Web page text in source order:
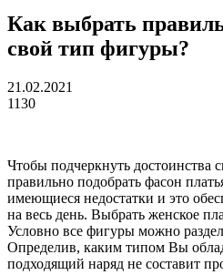
Как выбрать
свой тип фигуры?
21.02.2021
1130
Чтобы подчеркнуть достоинства
правильно подобрать фасон
имеющиеся недостатки и это
на весь день. Выбрать женское
Условно все фигуры можно
Определив, каким типом Вы
подходящий наряд не составит